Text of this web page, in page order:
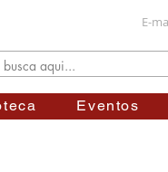
E-
Eventos